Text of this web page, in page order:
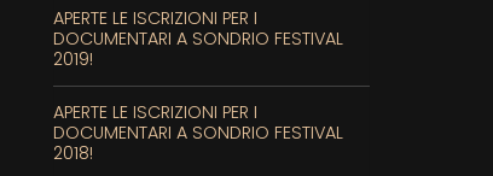
APERTE LE ISCRIZIONI PER I
DOCUMENTARI A SONDRIO FESTIVAL
2019!
APERTE LE ISCRIZIONI PER I
DOCUMENTARI A SONDRIO FESTIVAL
2018!